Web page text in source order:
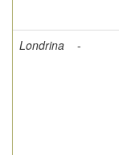
Londrina -